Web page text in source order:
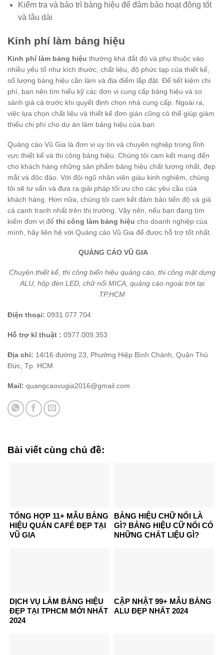
Kiểm tra và bảo trì bảng hiệu để đảm bảo hoạt động tốt
và lâu dài
Kinh phí làm bảng hiệu
Kinh phí làm bảng hiệu thường khá đắt đỏ và phụ thuộc vào
nhiều yếu tố như kích thước, chất liệu, độ phức tạp của thiết kế,
số lượng bảng hiệu cần làm và địa điểm lắp đặt. Để tiết kiệm chi
phí, bạn nên tìm hiểu kỹ các đơn vị cung cấp bảng hiệu và so
sánh giá cả trước khi quyết định chọn nhà cung cấp. Ngoài ra,
việc lựa chọn chất liệu và thiết kế đơn giản cũng có thể giúp giảm
thiểu chi phí cho dự án làm bảng hiệu của bạn.
Quảng cáo Vũ Gia là đơn vị uy tín và chuyên nghiệp trong lĩnh
vực thiết kế và thi công bảng hiệu. Chúng tôi cam kết mang đến
cho khách hàng những sản phẩm bảng hiệu chất lượng nhất, đẹp
mắt và độc đáo. Với đội ngũ nhân viên giàu kinh nghiệm, chúng
tôi sẽ tư vấn và đưa ra giải pháp tối ưu cho các yêu cầu của
khách hàng. Hơn nữa, chúng tôi cam kết đảm bảo tiến độ và giá
cả cạnh tranh nhất trên thị trường. Vậy nên, nếu bạn đang tìm
kiếm đơn vị để thi công làm bảng hiệu cho doanh nghiệp của
mình, hãy liên hệ với Quảng cáo Vũ Gia để được hỗ trợ tốt nhất.
QUẢNG CÁO VŨ GIA
Chuyên thiết kế, thi công biển hiệu quảng cáo, thi công mặt dựng
ALU, hộp đèn LED, chữ nổi MICA, quảng cáo ngoài trời tại
TP.HCM
Điện thoại: 0931.077.704
Hỗ trợ kĩ thuật : 0977.009.353
Địa chỉ: 14/16 đường 23, Phường Hiệp Bình Chánh, Quận Thủ
Đức, Tp. HCM
Mail: quangcaovugia2016@gmail.com
Bài viết cùng chủ đề:
TỔNG HỢP 11+ MẪU BẢNG
HIỆU QUÁN CAFÉ ĐẸP TẠI
VŨ GIA
BẢNG HIỆU CHỮ NỔI LÀ
GÌ? BẢNG HIỆU CỮ NỔI CÓ
NHỮNG CHẤT LIỆU GÌ?
DỊCH VỤ LÀM BẢNG HIỆU
ĐẸP TẠI TPHCM MỚI NHẤT
2024
CẬP NHẬT 99+ MẪU BẢNG
ALU ĐẸP NHẤT 2024